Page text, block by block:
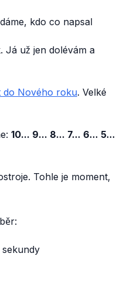
kdo co napsal
Já už jen dolévám a
do Nového roku. Velké
10... 9... 8... 7... 6... 5...
Tohle je moment,